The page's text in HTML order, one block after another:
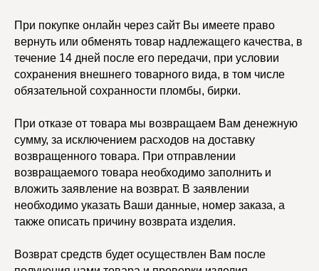
При покупке онлайн через сайт Вы имеете право
вернуть или обменять товар надлежащего качества, в
течение 14 дней после его передачи, при условии
сохранения внешнего товарного вида, в том числе
обязательной сохранности пломбы, бирки.
При отказе от товара мы возвращаем Вам денежную
сумму, за исключением расходов на доставку
возвращенного товара. При отправлении
возвращаемого товара необходимо заполнить и
вложить заявление на возврат. В заявлении
необходимо указать Ваши данные, номер заказа, а
также описать причину возврата изделия.
Возврат средств будет осуществлен Вам после
УЧАСТВУЙТЕ В НАШЕЙ
СИСТЕМЕ ЛОЯЛЬНОСТИ
Возврат и гарантия
КАТАЛОГ
Бодичейны
УСЛУГИ
Стилист на связи
Политика
ПОКУПАТЕЛЯМ
Кольца
Браслеты
Колье
Ремни
Изделия на заказ
Трансформеры
Регистрация